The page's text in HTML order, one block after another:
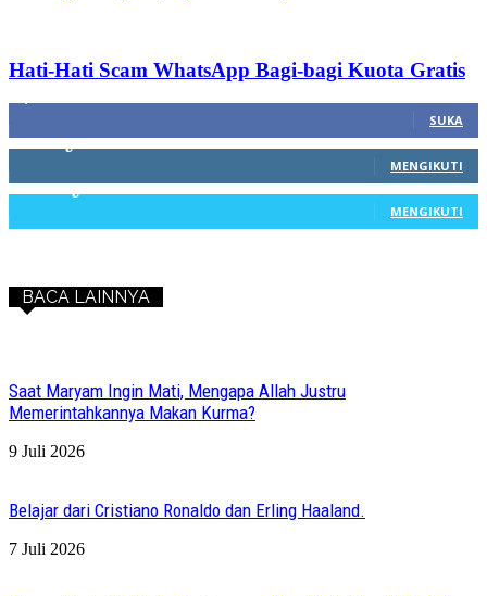
Hati-Hati Scam WhatsApp Bagi-bagi Kuota Gratis
SUKA
MENGIKUTI
MENGIKUTI
BACA LAINNYA
Saat Maryam Ingin Mati, Mengapa Allah Justru
Memerintahkannya Makan Kurma?
9 Juli 2026
Belajar dari Cristiano Ronaldo dan Erling Haaland.
7 Juli 2026